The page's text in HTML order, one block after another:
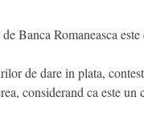
Banca Romaneasca
de dare in plata,
considerand ca este un